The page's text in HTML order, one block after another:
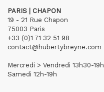
PARIS | CHAPON
19 - 21 Rue Chapon
75003 Paris
+33 (0)1 71 32 51 98
contact@hubertybreyne.com
Mercredi > Vendredi 13h30-19h
Samedi 12h-19h